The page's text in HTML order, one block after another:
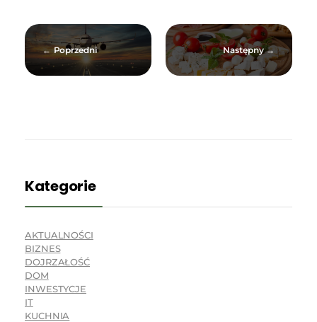
Poprzedni Następny
Kategorie
AKTUALNOŚCI
BIZNES
DOJRZAŁOŚĆ
DOM
INWESTYCJE
IT
KUCHNIA